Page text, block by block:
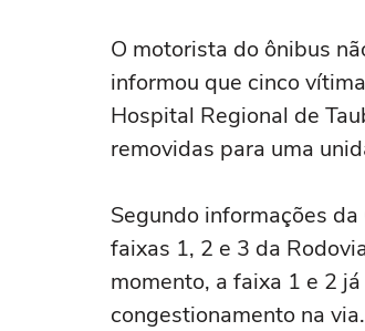
O motorista do ônibus
informou que cinco
Hospital Regional de
removidas para uma
Segundo informações
faixas 1, 2 e 3 da
momento, a faixa 1 e 2
congestionamento na